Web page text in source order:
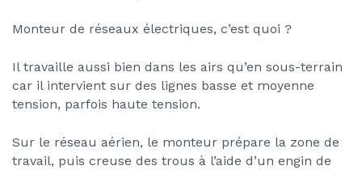
Monteur de réseaux électriques, c’est quoi ?
Il travaille aussi bien dans les airs qu’en sous-terrain
car il intervient sur des lignes basse et moyenne
tension, parfois haute tension.
Sur le réseau aérien, le monteur prépare la zone de
travail, puis creuse des trous à l’aide d’un engin de